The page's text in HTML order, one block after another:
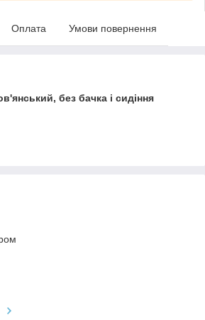
Оплата Умови повернення
без бачка і сидіння